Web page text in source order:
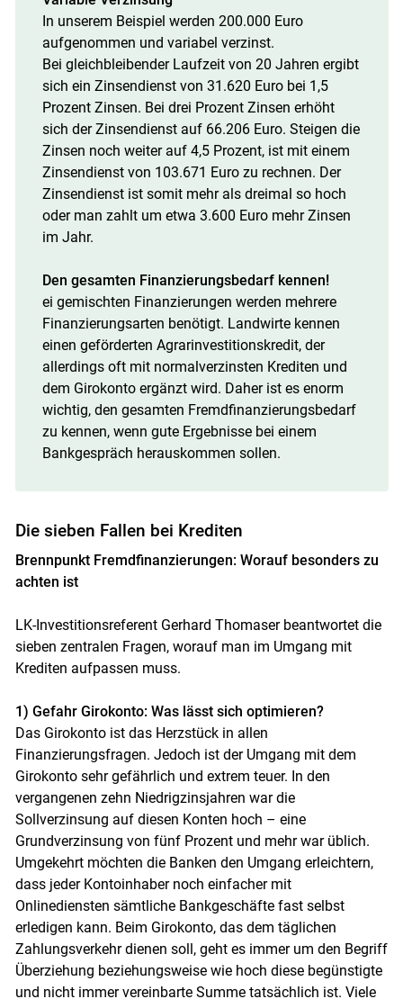
In unserem Beispiel werden 200.000 Euro
aufgenommen und variabel verzinst.
Bei gleichbleibender Laufzeit von 20 Jahren ergibt
sich ein Zinsendienst von 31.620 Euro bei 1,5
Prozent Zinsen. Bei drei Prozent Zinsen erhöht
sich der Zinsendienst auf 66.206 Euro. Steigen die
Zinsen noch weiter auf 4,5 Prozent, ist mit einem
Zinsendienst von 103.671 Euro zu rechnen. Der
Zinsendienst ist somit mehr als dreimal so hoch
oder man zahlt um etwa 3.600 Euro mehr Zinsen
im Jahr.
Den gesamten Finanzierungsbedarf kennen!
ei gemischten Finanzierungen werden mehrere
Finanzierungsarten benötigt. Landwirte kennen
einen geförderten Agrarinvestitionskredit, der
allerdings oft mit normalverzinsten Krediten und
dem Girokonto ergänzt wird. Daher ist es enorm
wichtig, den gesamten Fremdfinanzierungsbedarf
zu kennen, wenn gute Ergebnisse bei einem
Bankgespräch herauskommen sollen.
Die sieben Fallen bei Krediten
Brennpunkt Fremdfinanzierungen: Worauf besonders zu
achten ist
LK-Investitionsreferent Gerhard Thomaser beantwortet die
sieben zentralen Fragen, worauf man im Umgang mit
Krediten aufpassen muss.
1) Gefahr Girokonto: Was lässt sich optimieren?
Das Girokonto ist das Herzstück in allen
Finanzierungsfragen. Jedoch ist der Umgang mit dem
Girokonto sehr gefährlich und extrem teuer. In den
vergangenen zehn Niedrigzinsjahren war die
Sollverzinsung auf diesen Konten hoch – eine
Grundverzinsung von fünf Prozent und mehr war üblich.
Umgekehrt möchten die Banken den Umgang erleichtern,
dass jeder Kontoinhaber noch einfacher mit
Onlinediensten sämtliche Bankgeschäfte fast selbst
erledigen kann. Beim Girokonto, das dem täglichen
Zahlungsverkehr dienen soll, geht es immer um den Begriff
Überziehung beziehungsweise wie hoch diese begünstigte
und nicht immer vereinbarte Summe tatsächlich ist. Viele